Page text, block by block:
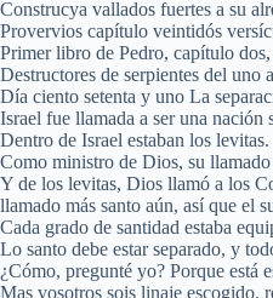
Construcya vallados fuertes a su
Provervios capítulo veintidós
Primer libro de Pedro, capítulo
Destructores de serpientes del uno
Día ciento setenta y uno La
Israel fue llamada a ser una nación
Dentro de Israel estaban los levitas.
Como ministro de Dios, su llamado
Y de los levitas, Dios llamó a los
llamado más santo aún, así que el
Cada grado de santidad estaba
Lo santo debe estar separado, y
¿Cómo, pregunté yo? Porque está
Mas vosotros sois linaje escogido,